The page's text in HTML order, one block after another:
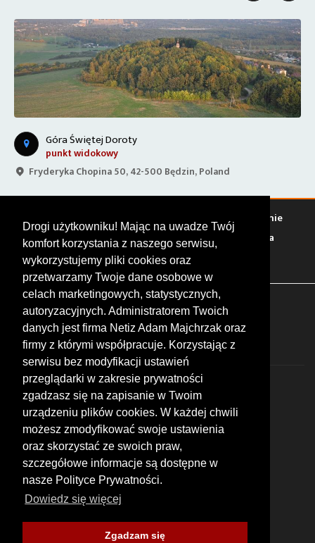
Drogi użytkowniku! Mając na uwadze Twój
komfort korzystania z naszego serwisu,
wykorzystujemy pliki cookies oraz
przetwarzamy Twoje dane osobowe w
celach marketingowych, statystycznych,
autoryzacyjnych. Administratorem Twoich
danych jest firma Netiz Adam Majchrzak oraz
firmy z którymi współpracuje. Korzystając z
serwisu bez modyfikacji ustawień
przeglądarki w zakresie prywatności
zgadzasz się na zapisanie w Twoim
urządzeniu plików cookies. W każdej chwili
możesz zmodyfikować swoje ustawienia
oraz skorzystać ze swoich praw,
szczegółowe informacje są dostępne w
nasze Polityce Prywatności.
Dowiedz się więcej
Zgadzam się
Góra Świętej Doroty
punkt widokowy
Fryderyka Chopina 50, 42-500 Będzin, Poland
Warto zobaczyć Serwisy Stacje paliw
Jedzenie
Bary Zakwaterowanie Tory Zloty Rajdy
Spotkania
Targi Giełdy Szkolenia
FOLLOW US
© 2026 by MotoWhizzer.com
All rights reserved.
KONTAKT
ul. Chopina 16, I piętro
47-400 Racibórz